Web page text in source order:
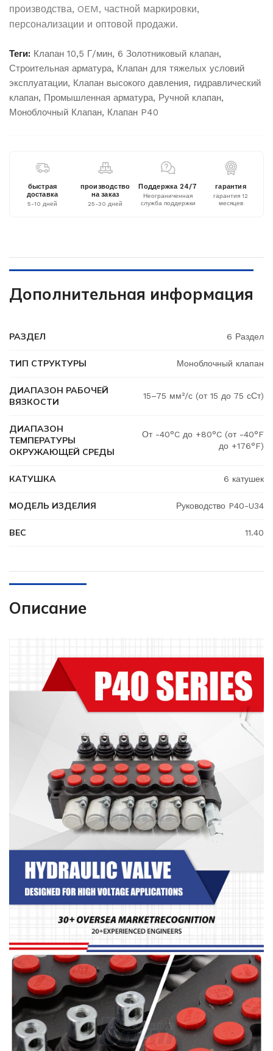
производства, OEM, частной маркировки,
персонализации и оптовой продажи.
Теги: Клапан 10,5 Г/мин, 6 Золотниковый клапан,
Строительная арматура, Клапан для тяжелых условий
эксплуатации, Клапан высокого давления, гидравлический
клапан, Промышленная арматура, Ручной клапан,
Моноблочный Клапан, Клапан P40
быстрая
доставка
5-10 дней
производство
на заказ
25-30 дней
Поддержка 24/7
Неограниченная
служба поддержки
гарантия
гарантия 12
месяцев
Дополнительная информация
РАЗДЕЛ 6 Раздел
ТИП СТРУКТУРЫ Моноблочный клапан
ДИАПАЗОН РАБОЧЕЙ
ВЯЗКОСТИ
15–75 мм²/с (от 15 до 75 сСт)
ДИАПАЗОН
ТЕМПЕРАТУРЫ
ОКРУЖАЮЩЕЙ СРЕДЫ
От -40°C до +80°C (от -40°F
до +176°F)
КАТУШКА 6 катушек
МОДЕЛЬ ИЗДЕЛИЯ Руководство P40-U34
ВЕС 11.40
Описание